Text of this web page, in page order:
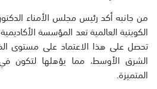
من جانبه أكد رئيس مجلس الأمناء الدكتور
الكويتية العالمية تعد المؤسسة
تحصل على هذا الاعتماد على مستوى
الشرق الأوسط، مما يؤهلها لتكون
المتميزة.